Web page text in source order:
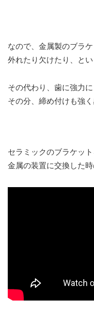
なので、金属製のブラケ
外れたり欠けたり、と
その代わり、歯に強力に
その分、締め付けも強く
セラミックのブラケット
金属の装置に交換した